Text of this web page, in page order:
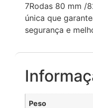
7Rodas 80 mm /
única que
segurança e
Peso